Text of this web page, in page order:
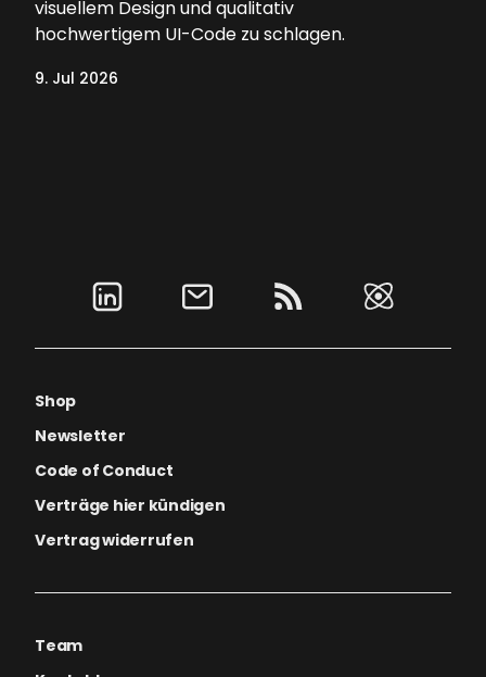
visuellem Design und qualitativ
hochwertigem UI-Code zu schlagen.
9. Jul 2026
Shop
Newsletter
Code of Conduct
Verträge hier kündigen
Vertrag widerrufen
Team